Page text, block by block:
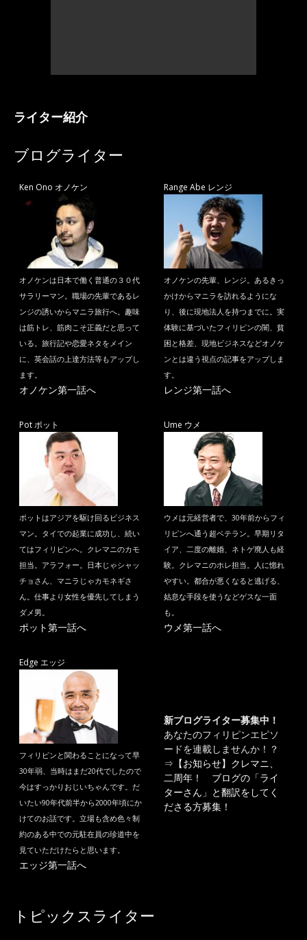
ライター紹介
ブログライター
Ken Ono オノケン
オノケンは日本で働く普通の３０代
サラリーマン。職場の先輩であるレ
ンジの誘いからマニラ旅行へ。趣味
は筋トレ、筋肉こそ正義だと思って
いる。旅行記や恋愛ネタをメイン
に、英会話の上達方法等もアップし
ます。
オノケン第一話へ
Range Abe レンジ
オノケンの先輩、レンジ。あるきっ
かけからマニラを訪れるようにな
り、後に現地法人を持つまでに。実
体験に基づいたフィリピンの闇、貧
困と格差、現地ビジネスなどオノケ
ンとは違う視点の記事をアップしま
す。
レンジ第一話へ
Pot ポット
ポットはアジアを駆け回るビジネス
マン。タイでの起業に成功し、続い
てはフィリピンへ。クレマニのカモ
担当。アラフォー。日本じゃシャッ
チョさん、マニラじゃカモネギさ
ん。仕事より女性を優先してしまう
ダメ男。
ポット第一話へ
Ume ウメ
ウメは元経営者で、30年前からフィ
リピンへ通う超ベテラン。早期リタ
イア、二度の離婚、ネトゲ廃人も経
験。クレマニのホレ担当。人に惚れ
やすい。都合が悪くなると逃げる、
姑息な手段を使うなどゲスな一面
も。
ウメ第一話へ
Edge エッジ
フィリピンと関わることになって早
30年弱、当時はまだ20代でしたので
今はすっかりおじいちゃんです。だ
いたい90年代前半から2000年頃にか
けてのお話です。立場も含め色々制
約のある中での元駐在員の珍道中を
見ていただけたらと思います。
エッジ第一話へ
新ブログライター募集中！
あなたのフィリピンエピソ
ードを連載しませんか！？
⇒ 【お知らせ】クレマニ、
二周年！ ブログの「ライ
ターさん」と翻訳をしてく
ださる方募集！
トピックスライター